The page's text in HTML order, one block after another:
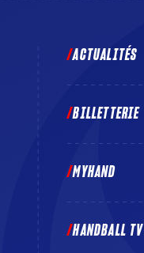
ACTUALITÉS
BILLETTERIE
MYHAND
HANDBALL TV